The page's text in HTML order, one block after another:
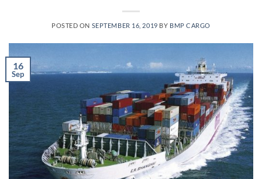
POSTED ON SEPTEMBER 16, 2019 BY BMP CARGO
16
Sep